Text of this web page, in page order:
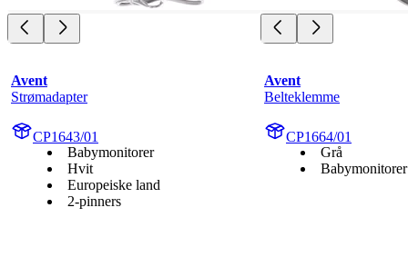
Avent
Strømadapter
CP1643/01
Babymonitorer
Hvit
Europeiske land
2-pinners
Avent
Belteklemme
CP1664/01
Grå